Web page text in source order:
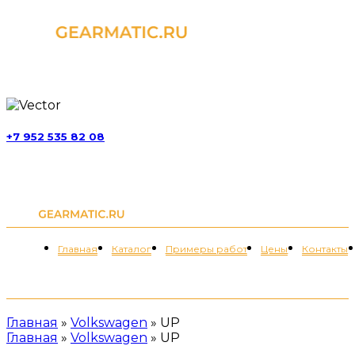
+7 952 535 82 08
Главная Каталог Примеры работ Цены Контакты
Главная » Volkswagen » UP
Главная » Volkswagen » UP